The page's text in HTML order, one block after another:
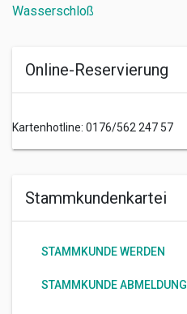
Wasserschloß
Online-Reservierung
Kartenhotline: 0176/562 247 57
Stammkundenkartei
STAMMKUNDE WERDEN
STAMMKUNDE ABMELDUNG